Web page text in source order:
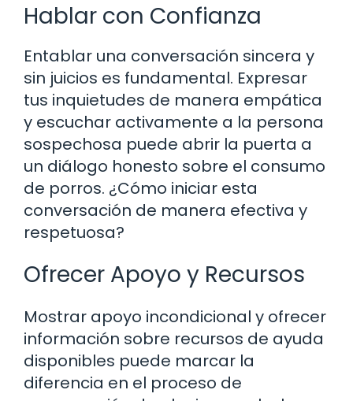
Hablar con Confianza
Entablar una conversación sincera y
sin juicios es fundamental. Expresar
tus inquietudes de manera empática
y escuchar activamente a la persona
sospechosa puede abrir la puerta a
un diálogo honesto sobre el consumo
de porros. ¿Cómo iniciar esta
conversación de manera efectiva y
respetuosa?
Ofrecer Apoyo y Recursos
Mostrar apoyo incondicional y ofrecer
información sobre recursos de ayuda
disponibles puede marcar la
diferencia en el proceso de